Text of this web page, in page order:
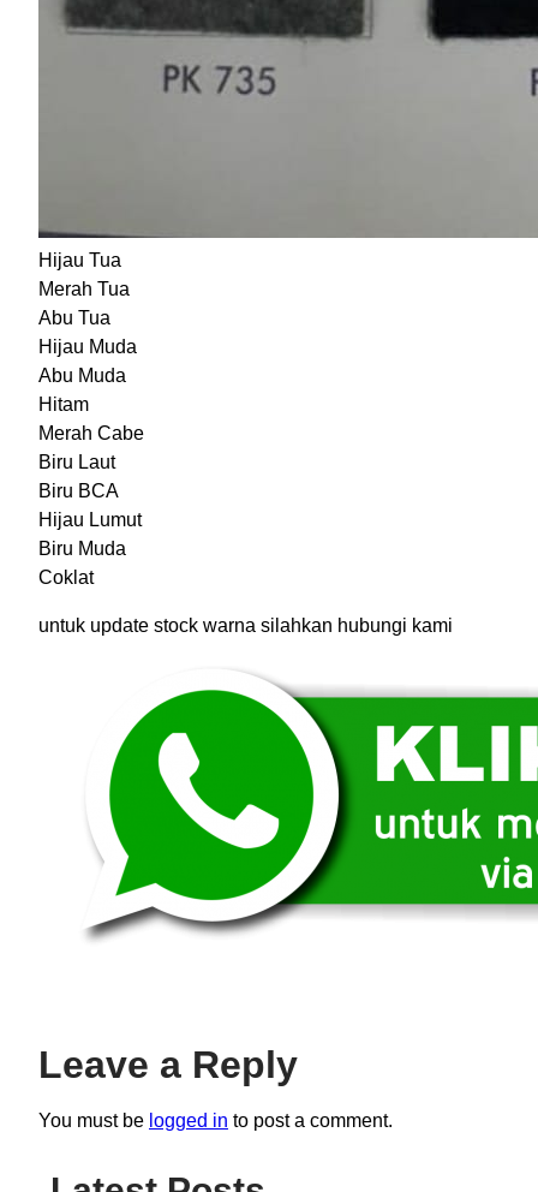
Hijau Tua
Merah Tua
Abu Tua
Hijau Muda
Abu Muda
Hitam
Merah Cabe
Biru Laut
Biru BCA
Hijau Lumut
Biru Muda
Coklat
untuk update stock warna silahkan hubungi kami
Leave a Reply
You must be logged in to post a comment.